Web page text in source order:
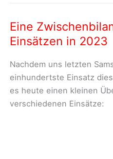
Einsatz
mit
Einsatzkleidung
Eine
Einsätzen in 2023
Nachdem uns letzten
einhundertste Einsatz
es heute einen kleinen
verschiedenen Einsätze: